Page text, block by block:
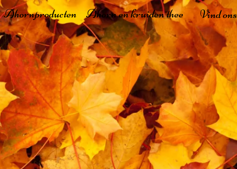
Ahornproducten Ahorn en kruiden thee Vind ons